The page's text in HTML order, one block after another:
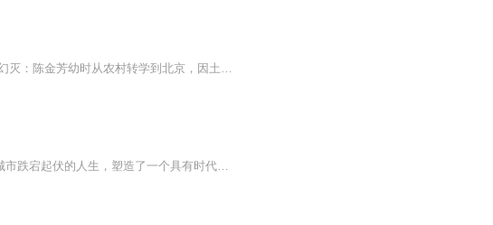
《世间已无陈金芳》讲述了一个“北漂女孩”的奋斗、挣扎、追求以及梦想的幻灭：陈金芳幼时从农村转学到北京，因土气和虚荣而备受鄙视。但进入社会后，却一改以往畏葸内向的形象，变身为投资艺术品行业的成功商人。而在挥金如土、光鲜亮丽的生活背后，却隐...
【悦库推荐】 石一枫的中篇小说《世间已无陈金芳》写了一个乡下女孩在城市跌宕起伏的人生，塑造了一个具有时代特征的典型人物。石一枫戏谑地讲述陈金芳的暴富，却并没有因此糟践这个人物,体现出不同的写作风格以及人物个性。【内容简介】 作者戏谑地讲述了...